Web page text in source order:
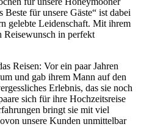
für unsere Gäste“ ist dabei
gelebte Leidenschaft. Mit ihrem
Reisewunsch in perfekt
Reisen: Vor ein paar Jahren
und gab ihrem Mann auf den
Erlebnis, das sie noch
sich für ihre Hochzeitsreise
bringt sie mit viel
unsere Kunden unmittelbar